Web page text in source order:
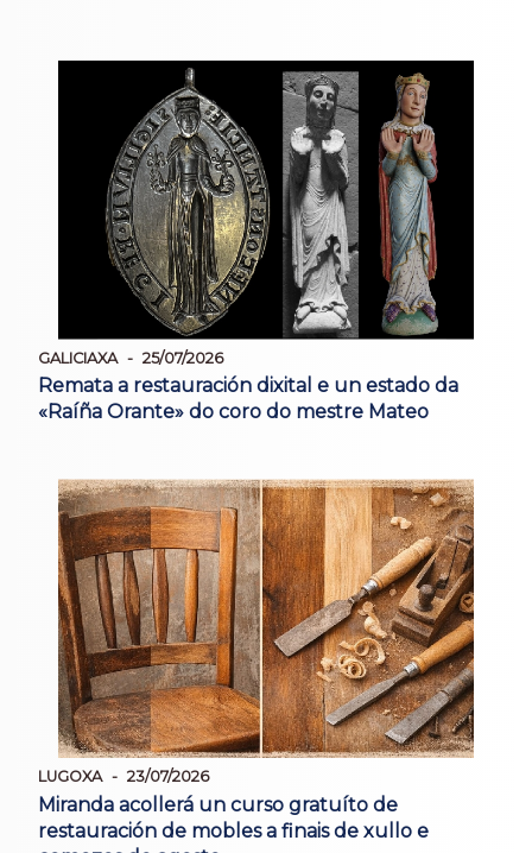
GALICIAXA 25/07/2026
Remata a restauración dixital e un estado da
«Raíña Orante» do coro do mestre Mateo
LUGOXA 23/07/2026
Miranda acollerá un curso gratuíto de
restauración de mobles a finais de xullo e